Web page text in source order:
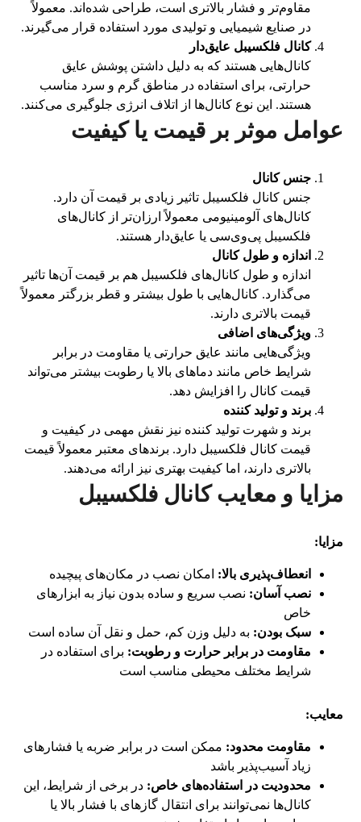
مقاوم‌تر و فشار بالاتری است، طراحی شده‌اند. معمولاً
در صنایع شیمیایی و تولیدی مورد استفاده قرار می‌گیرند.
کانال فلکسیبل عایق‌دار
کانال‌هایی هستند که به دلیل داشتن پوشش عایق
حرارتی، برای استفاده در مناطق گرم و سرد مناسب
هستند. این نوع کانال‌ها از اتلاف انرژی جلوگیری می‌کنند.
عوامل موثر بر قیمت یا کیفیت
جنس کانال
جنس کانال فلکسیبل تاثیر زیادی بر قیمت آن دارد.
کانال‌های آلومینیومی معمولاً ارزان‌تر از کانال‌های
فلکسیبل پی‌وی‌سی یا عایق‌دار هستند.
اندازه و طول کانال
اندازه و طول کانال‌های فلکسیبل هم بر قیمت آن‌ها تاثیر
می‌گذارد. کانال‌هایی با طول بیشتر و قطر بزرگتر معمولاً
قیمت بالاتری دارند.
ویژگی‌های اضافی
ویژگی‌هایی مانند عایق حرارتی یا مقاومت در برابر
شرایط خاص مانند دماهای بالا یا رطوبت بیشتر می‌تواند
قیمت کانال را افزایش دهد.
برند و تولید کننده
برند و شهرت تولید کننده نیز نقش مهمی در کیفیت و
قیمت کانال فلکسیبل دارد. برندهای معتبر معمولاً قیمت
بالاتری دارند، اما کیفیت بهتری نیز ارائه می‌دهند.
مزایا و معایب کانال فلکسیبل
مزایا:
انعطاف‌پذیری بالا: امکان نصب در مکان‌های پیچیده
نصب آسان: نصب سریع و ساده بدون نیاز به ابزارهای
خاص
سبک بودن: به دلیل وزن کم، حمل و نقل آن ساده است
مقاومت در برابر حرارت و رطوبت: برای استفاده در
شرایط مختلف محیطی مناسب است
معایب:
مقاومت محدود: ممکن است در برابر ضربه یا فشارهای
زیاد آسیب‌پذیر باشد
محدودیت در استفاده‌های خاص: در برخی از شرایط، این
کانال‌ها نمی‌توانند برای انتقال گازهای با فشار بالا یا